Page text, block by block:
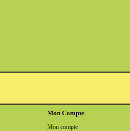
Mon Compte
Mon compte